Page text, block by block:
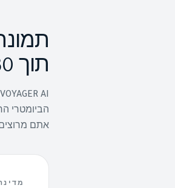
תוך 30 שניות
הביומטרי
אתם